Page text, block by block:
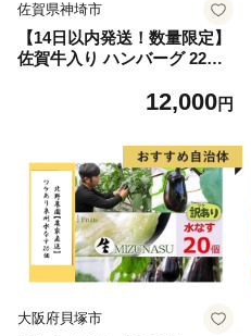
佐賀県神埼市
【14日以内発送！数量限定】
佐賀牛入り ハンバーグ 22個
毛和牛 ブランド牛 九州 ハン
(H083106)
12,000円
大阪府貝塚市